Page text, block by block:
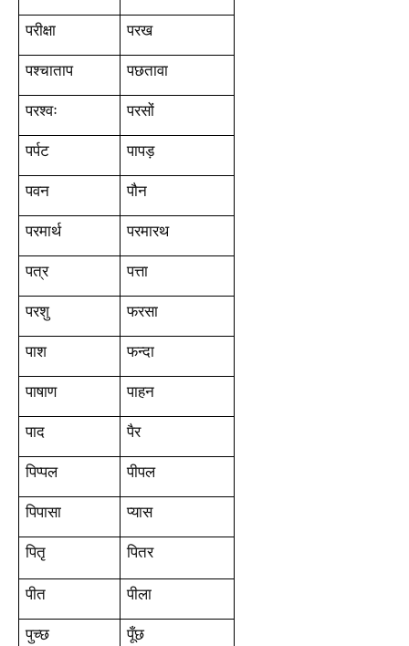
परीक्षा परख
पश्चाताप पछतावा
परश्वः परसों
पर्पट पापड़
पवन पौन
परमार्थ परमारथ
पत्र पत्ता
परशु फरसा
पाश फन्दा
पाषाण पाहन
पाद पैर
पिप्पल पीपल
पिपासा प्यास
पितृ पितर
पीत पीला
पुच्छ पूँछ